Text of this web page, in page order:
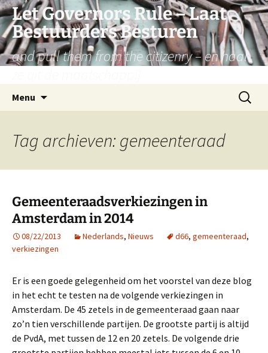
Let Governors Rule – Laat
Bestuurders Besturen
and pull them from the citizenry – en haal
Menu
inhoud
Zoeken
naar:
Tag archieven: gemeenteraad
Gemeenteraadsverkiezingen in
Amsterdam in 2014
08/22/2013 Nederlands, Nieuws d66, gemeenteraad,
verkiezingen
Er is een goede gelegenheid om het voorstel van deze blog
in het echt te testen na de volgende verkiezingen in
Amsterdam. De 45 zetels in de gemeenteraad gaan naar
zo’n tien verschillende partijen. De grootste partij is altijd
de PvdA, met tussen de 12 en 20 zetels. De volgende drie